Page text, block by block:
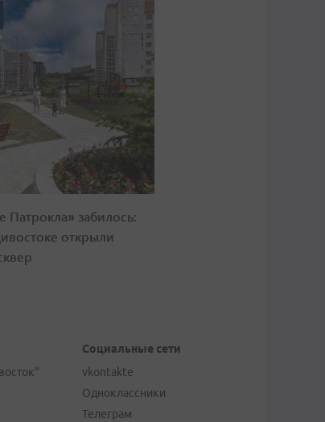
Патрокла» забилось:
открыли
Социальные сети
vkontakte
Одноклассники
Телеграм